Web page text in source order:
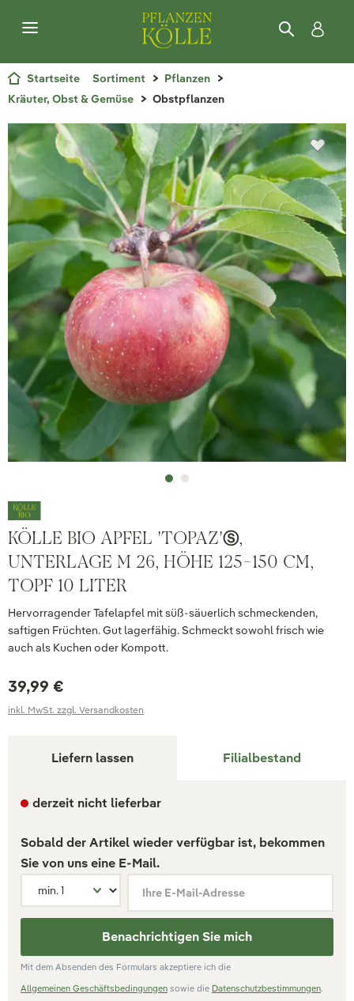
Startseite Sortiment
Pflanzen
Kräuter, Obst & Gemüse
Obstpflanzen
KÖLLE BIO APFEL 'TOPAZ'Ⓢ,
UNTERLAGE M 26, HÖHE 125-150 CM,
TOPF 10 LITER
Hervorragender Tafelapfel mit süß-säuerlich schmeckenden,
saftigen Früchten. Gut lagerfähig. Schmeckt sowohl frisch wie
auch als Kuchen oder Kompott.
39,99 €
inkl. MwSt. zzgl. Versandkosten
Liefern lassen Filialbestand
derzeit nicht lieferbar
Sobald der Artikel wieder verfügbar ist, bekommen
Sie von uns eine E-Mail.
Ihre E-Mail-Adresse
Benachrichtigen Sie mich
Mit dem Absenden des Formulars akzeptiere ich die
Allgemeinen Geschäftsbedingungen sowie die Datenschutzbestimmungen.